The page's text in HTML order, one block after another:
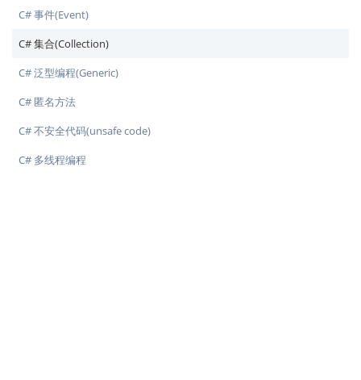
C# 事件(Event)
C# 集合(Collection)
C# 泛型编程(Generic)
C# 匿名方法
C# 不安全代码(unsafe code)
C# 多线程编程